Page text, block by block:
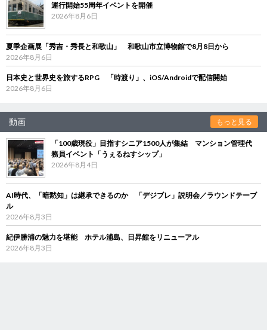
運行開始55周年イベントを開催
2026年8月6日
夏季企画展「秀吉・秀長と和歌山」 和歌山市立博物館で8月8日から
2026年8月6日
日本史と世界史を旅するRPG 「時渡り」、iOS/Androidで配信開始
2026年8月6日
動画 もっと見る
「100歳現役」目指すシニア1500人が集結 マンション管理代
務員イベント「うぇるねすシップ」
2026年8月4日
AI時代、「暗黙知」は継承できるのか 「デジブレ」説明会／ラウンドテーブ
ル
2026年8月3日
紀伊勝浦の魅力を堪能 ホテル浦島、日昇館をリニューアル
2026年8月3日